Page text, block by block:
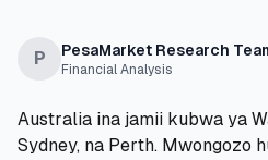
🏢Mikopo ya Biashara
P PesaMarket Research
Financial Analysis
Australia ina jamii kubwa ya
Sydney, na Perth. Mwongozo